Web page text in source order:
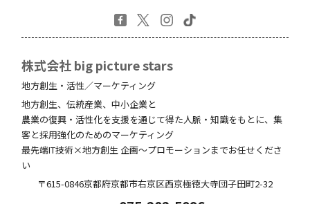
株式会社 big picture stars
地方創生・活性／マーケティング
地方創生、伝統産業、中小企業と
農業の復興・活性化を支援を通じて得た人脈・知識をもとに、集
客と採用強化のためのマーケティング
最先端IT技術×地方創生 企画～プロモーションまでお任せくださ
い
〒615-0846京都府京都市右京区西京極徳大寺団子田町2-32